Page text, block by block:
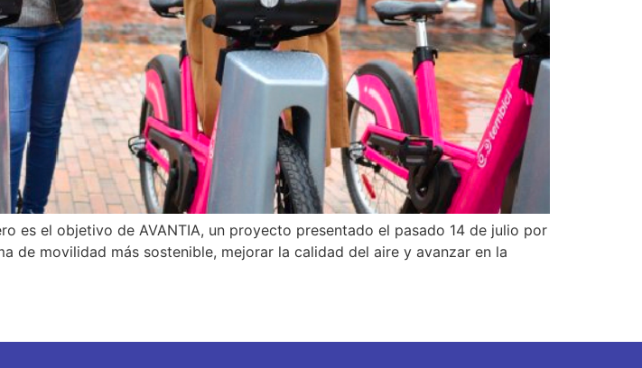
es el objetivo de AVANTIA, un proyecto presentado el pasado 14 de julio por
de movilidad más sostenible, mejorar la calidad del aire y avanzar en la